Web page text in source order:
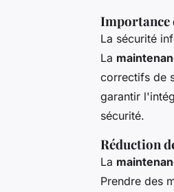
Importance
La sécurité
La
correctifs de
garantir
sécurité.
Réduction
La
Prendre des